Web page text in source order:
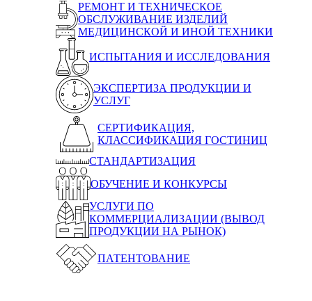
РЕМОНТ И ТЕХНИЧЕСКОЕ
ОБСЛУЖИВАНИЕ ИЗДЕЛИЙ
МЕДИЦИНСКОЙ И ИНОЙ ТЕХНИКИ
ИСПЫТАНИЯ И ИССЛЕДОВАНИЯ
ЭКСПЕРТИЗА ПРОДУКЦИИ И
УСЛУГ
СЕРТИФИКАЦИЯ,
КЛАССИФИКАЦИЯ ГОСТИНИЦ
СТАНДАРТИЗАЦИЯ
ОБУЧЕНИЕ И КОНКУРСЫ
УСЛУГИ ПО
КОММЕРЦИАЛИЗАЦИИ (ВЫВОД
ПРОДУКЦИИ НА РЫНОК)
ПАТЕНТОВАНИЕ